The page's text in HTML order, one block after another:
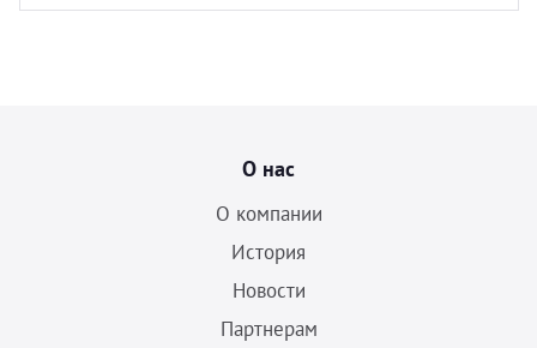
О нас
О компании
История
Новости
Партнерам